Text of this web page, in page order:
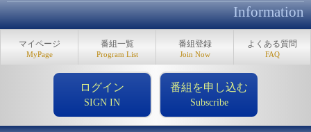
Information
マイページ
MyPage
番組一覧
Program List
番組登録
Join Now
よくある質問
FAQ
ログイン
SIGN IN
番組を申し込む
Subscribe